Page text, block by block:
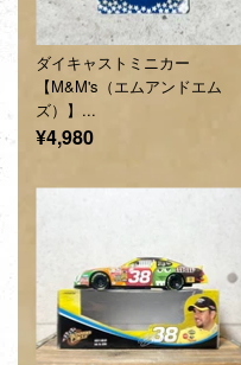
ダイキャストミニカー
【M&M's（エムアンドエム
ズ）】...
通
価
¥4,980